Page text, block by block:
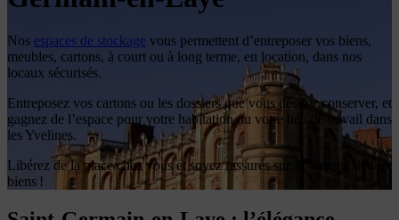
Nos espaces de stockage vous permettent d’entreposer vos biens,
meubles, cartons, à court ou à long terme, en location, dans nos
locaux sécurisés.
Entreposez vos cartons ou les dossiers que vous désirez conserver, et
gagnez de l’espace pour votre habitation ou votre lieu de travail dans
les Yvelines.
Libérez de la place chez vous et soyez rassurés sur la sécurité de vos
biens !